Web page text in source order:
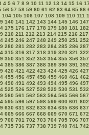
4 5 6 7 8 9 10 11 12 13 14 15 16
56 57 58 59 60 61 62 63 64 65 66
104 105 106 107 108 109 110 111
140 141 142 143 144 145 146 147
175 176 177 178 179 180 181 182
210 211 212 213 214 215 216 217
245 246 247 248 249 250 251 252
280 281 282 283 284 285 286 287
315 316 317 318 319 320 321 322
350 351 352 353 354 355 356 357
385 386 387 388 389 390 391 392
420 421 422 423 424 425 426 427
455 456 457 458 459 460 461 462
490 491 492 493 494 495 496 497
525 526 527 528 529 530 531 532
560 561 562 563 564 565 566 567
595 596 597 598 599 600 601 602
630 631 632 633 634 635 636 637
665 666 667 668 669 670 671 672
700 701 702 703 704 705 706 707
735 736 737 738 739 740 741 742